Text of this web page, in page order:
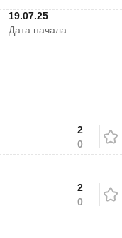
19.07.25
Дата начала
2
0
2
0